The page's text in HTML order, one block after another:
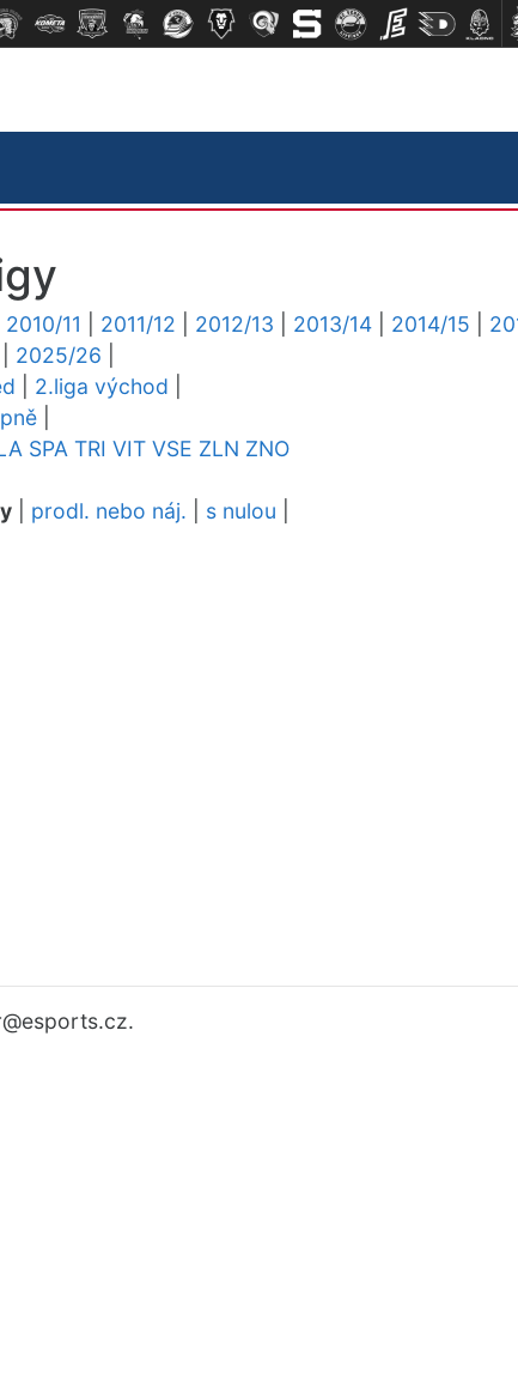
2010/11 2011/12 2012/13 2013/14 2014/15
2025/26
2.liga východ
SPA TRI VIT VSE ZLN ZNO
prodl. nebo náj. s nulou
@esports.cz.